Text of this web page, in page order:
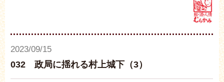
2023/09/15
032 政局に揺れる村上城下（3）